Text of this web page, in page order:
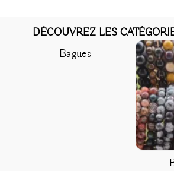
DÉCOUVREZ LES
Bagues